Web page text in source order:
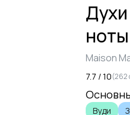
Maison
7.7 / 10(262
Вуди